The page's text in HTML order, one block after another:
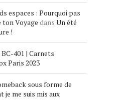
espaces : Pourquoi pas
ton Voyage dans Un été
!
401 | Carnets
Paris 2023
sous forme de
je me suis mis aux